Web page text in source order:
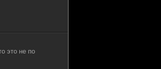
это не по